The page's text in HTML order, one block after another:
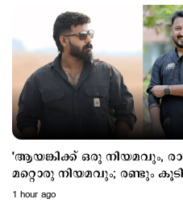
അര്‍ജുന്‍ തലശേരി സബ്
ജാമ്യത്തിലിറക്കാൻ
4 hours ago
'ആയങ്കിക്ക് ഒരു നിയമവും,
മറ്റൊരു നിയമവും; രണ്ടും കൂടി
വേണ്ടാ...'
1 hour ago